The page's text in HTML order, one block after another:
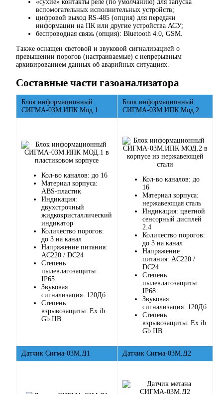
«сухие» контакты реле (по умолчанию) для запуска
вспомогательных исполнительных устройств;
цифровой выход RS-485 (опция) для передачи
информации на ПК или другие устройства АСУ;
беспроводная связь (опция): Bluetooth 4.0, GSM.
Также оснащен световой и звуковой сигнализацией о
превышении порогов (настраиваемые) с непрерывным
архивированием данных об аварийных ситуациях.
Составные части газоанализатора
Блок информационный
СИГМА-03М.ИПК Мод.1
Блок информационный
СИГМА-03М.ИПК Мод.2
Кол-во каналов: до 16
Материал корпуса:
ABS-пластик
Индикация:
двухстрочный
жидкокристаллический
индикатор
Количество порогов:
до 3 на канал
Напряжение питания:
AC220 / DC24
Степень
пылевлагозащиты:
IP65
Звуковая
сигнализация: 120Дб
Степень
взрывозащиты: Ех ib
Gb IIB
Кол-во каналов: до
16
Материал корпуса:
нержавеющая сталь
Индикация: цветной
сенсорный дисплей
2.4
Количество порогов:
до 3 на канал
Напряжение
питания: AC220 /
DC24
Степень
пылевлагозащиты:
IP68
Звуковая
сигнализация: 120Дб
Степень
взрывозащиты: Ех ib
Gb IIB
Датчик Сигма-03М.Д1 Датчик Сигма-03М.Д2